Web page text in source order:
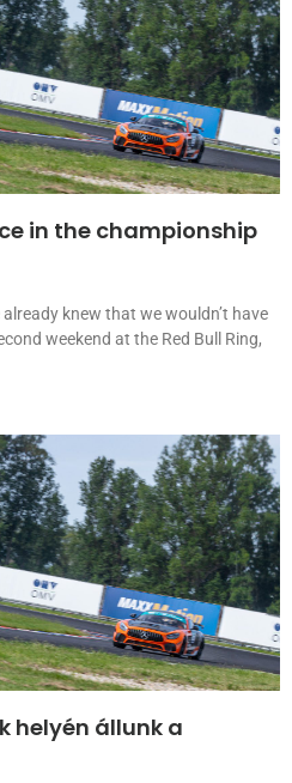
in the championship
knew that we wouldn’t have
weekend at the Red Bull Ring,
helyén állunk a